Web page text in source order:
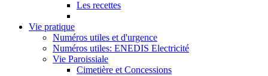
Les recettes
Vie pratique
Numéros utiles et d'urgence
Numéros utiles: ENEDIS Electricité
Vie Paroissiale
Cimetière et Concessions